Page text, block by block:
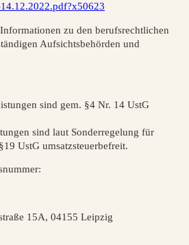
zu den berufsrechtlichen
Aufsichtsbehörden und
sind gem. §4 Nr. 14 UstG
sind laut Sonderregelung für
UstG umsatzsteuerbefreit.
15A, 04155 Leipzig